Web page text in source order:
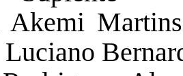
Akemi